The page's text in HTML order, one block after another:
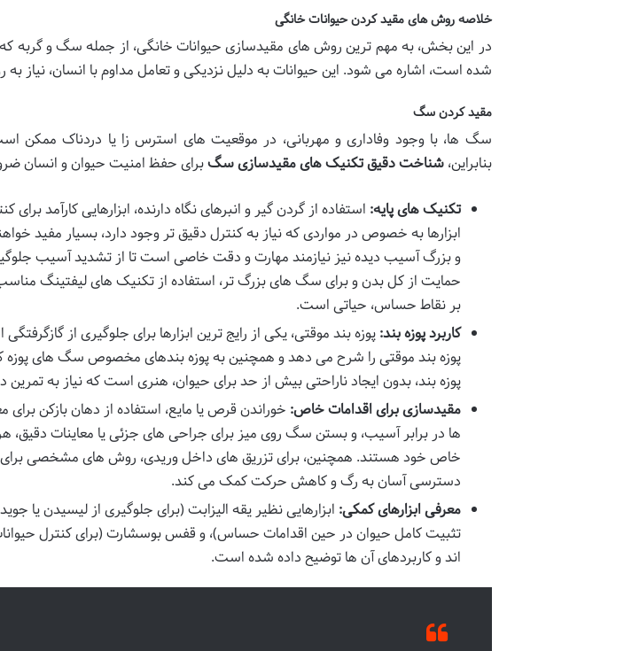
خلاصه روش های مقید کردن حیوانات خانگی
در این بخش، به مهم ترین روش های مقیدسازی حیوانات خانگی، از جمله سگ و گربه
شده است، اشاره می شود. این حیوانات به دلیل نزدیکی و تعامل مداوم با انسان، نیاز
مقید کردن سگ
سگ ها، با وجود وفاداری و مهربانی، در موقعیت های استرس زا یا دردناک ممکن
بنابراین،شناخت دقیق تکنیک های مقیدسازی سگبرای حفظ امنیت حیوان و انسان
تکنیک های پایه: استفاده از گردن گیر و انبرهای نگاه دارنده، ابزارهایی کارآمد
ابزارها به خصوص در مواردی که نیاز به کنترل دقیق تر وجود دارد، بسیار
و بزرگ آسیب دیده نیز نیازمند مهارت و دقت خاصی است تا از تشدید آسیب
حمایت از کل بدن و برای سگ های بزرگ تر، استفاده از تکنیک های لیفتینگ
بر نقاط حساس، حیاتی است.
کاربرد پوزه بند:پوزه بند موقتی، یکی از رایج ترین ابزارها برای جلوگیری از
پوزه بند موقتی را شرح می دهد و همچنین به پوزه بندهای مخصوص سگ های پوزه
پوزه بند، بدون ایجاد ناراحتی بیش از حد برای حیوان، هنری است که نیاز به تمرین
مقیدسازی برای اقدامات خاص: خوراندن قرص یا مایع، استفاده از دهان بازکن
ها در برابر آسیب، و بستن سگ روی میز برای جراحی های جزئی یا معاینات دقیق،
خاص خود هستند. همچنین، برای تزریق های داخل وریدی، روش های مشخصی
دسترسی آسان به رگ و کاهش حرکت کمک می کند.
معرفی ابزارهای کمکی: ابزارهایی نظیر یقه الیزابت (برای جلوگیری از لیسیدن
تثبیت کامل حیوان در حین اقدامات حساس)، و قفس بوسشارت (برای کنترل
اند و کاربردهای آن ها توضیح داده شده است.